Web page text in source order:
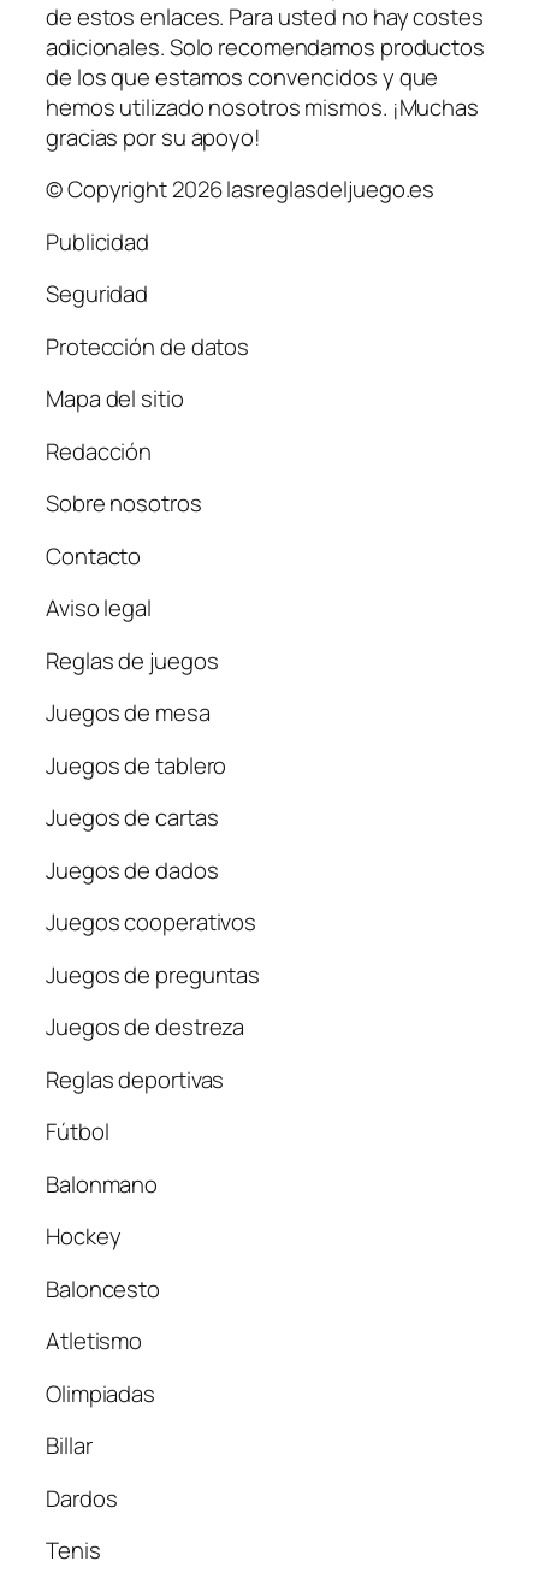
de estos enlaces. Para usted no hay costes
adicionales. Solo recomendamos productos
de los que estamos convencidos y que
hemos utilizado nosotros mismos. ¡Muchas
gracias por su apoyo!
© Copyright 2026 lasreglasdeljuego.es
Publicidad
Seguridad
Protección de datos
Mapa del sitio
Redacción
Sobre nosotros
Contacto
Aviso legal
Reglas de juegos
Juegos de mesa
Juegos de tablero
Juegos de cartas
Juegos de dados
Juegos cooperativos
Juegos de preguntas
Juegos de destreza
Reglas deportivas
Fútbol
Balonmano
Hockey
Baloncesto
Atletismo
Olimpiadas
Billar
Dardos
Tenis